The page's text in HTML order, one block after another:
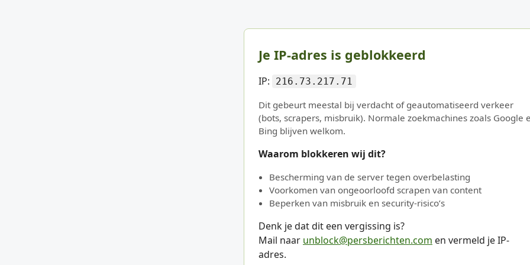
Je IP-adres is geblokkeerd
IP: 216.73.217.71
Dit gebeurt meestal bij verdacht of geautomatiseerd verkeer
(bots, scrapers, misbruik). Normale zoekmachines zoals Google
Bing blijven welkom.
Waarom blokkeren wij dit?
Bescherming van de server tegen overbelasting
Voorkomen van ongeoorloofd scrapen van content
Beperken van misbruik en security-risico’s
Denk je dat dit een vergissing is?
Mail naar unblock@persberichten.com en vermeld je IP-
adres.